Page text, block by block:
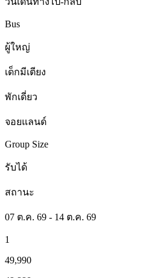
Bus
ผู้ใหญ่
เด็กมีเตียง
พักเดี่ยว
จอยแลนด์
Group Size
รับได้
สถานะ
07 ต.ค. 69 - 14 ต.ค. 69
1
49,990